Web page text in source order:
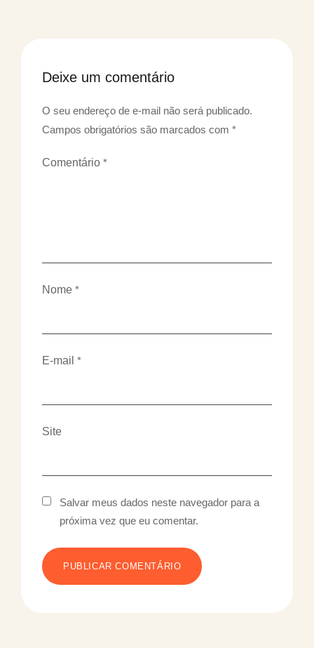
Deixe um comentário
O seu endereço de e-mail não será publicado.
Campos obrigatórios são marcados com *
Comentário *
Nome *
E-mail *
Site
Salvar meus dados neste navegador para a
próxima vez que eu comentar.